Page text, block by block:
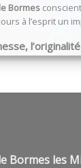
Bormes
à l’esprit un
produits
Bormes les